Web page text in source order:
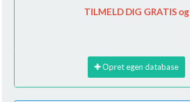
TILMELD DIG GRATIS og
Opret egen database